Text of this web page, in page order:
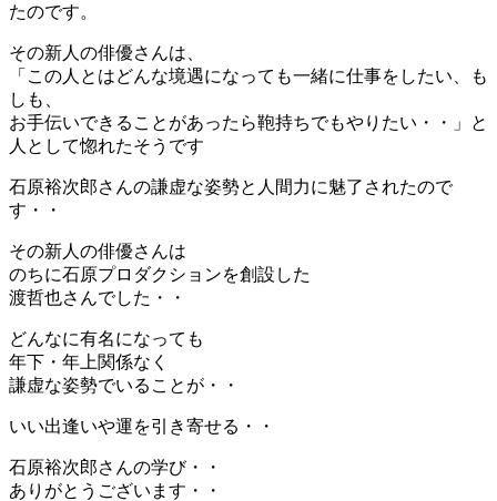
たのです。
その新人の俳優さんは、
「この人とはどんな境遇になっても一緒に仕事をしたい、も
しも、
お手伝いできることがあったら鞄持ちでもやりたい・・」と
人として惚れたそうです
石原裕次郎さんの謙虚な姿勢と人間力に魅了されたので
す・・
その新人の俳優さんは
のちに石原プロダクションを創設した
渡哲也さんでした・・
どんなに有名になっても
年下・年上関係なく
謙虚な姿勢でいることが・・
いい出逢いや運を引き寄せる・・
石原裕次郎さんの学び・・
ありがとうございます・・